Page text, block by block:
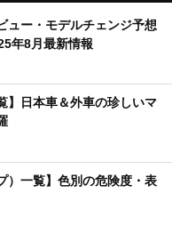
ュー・モデルチェンジ予想
年8月最新情報
】日本車＆外車の珍しいマ
）一覧】色別の危険度・表